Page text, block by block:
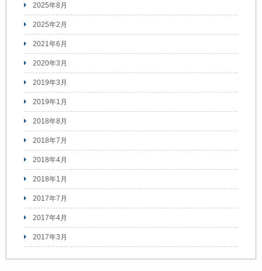
2025年8月
2025年2月
2021年6月
2020年3月
2019年3月
2019年1月
2018年8月
2018年7月
2018年4月
2018年1月
2017年7月
2017年4月
2017年3月